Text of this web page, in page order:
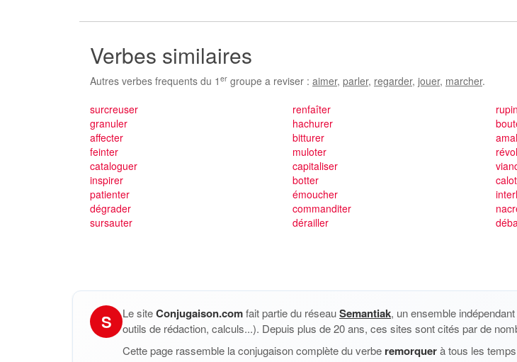
Verbes similaires
Autres verbes frequents du 1 er groupe a reviser : aimer, parler, regarder, jouer, marcher.
surcreuser
granuler
affecter
feinter
cataloguer
inspirer
patienter
dégrader
sursauter
renfaîter
hachurer
bitturer
muloter
capitaliser
botter
émoucher
commanditer
dérailler
S Le siteConjugaison.comfait partie du réseauSemantiak, un ensemble
outils de rédaction, calculs...). Depuis plus de 20 ans, ces sites sont cités par de
Cette page rassemble la conjugaison complète du verbe remorquerà tous les